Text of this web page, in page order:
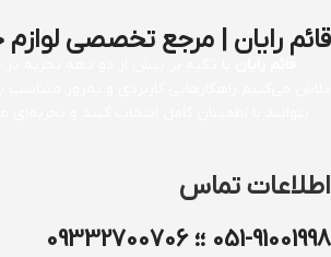
قائم رایان | مرجع تخصصی لوازم
اطلاعات تماس
051-91001998 ؛؛ 09332700706